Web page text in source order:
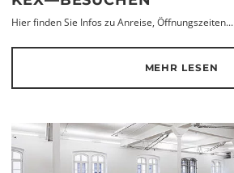
Hier finden Sie Infos zu Anreise, Öffnungszeiten...
MEHR LESEN